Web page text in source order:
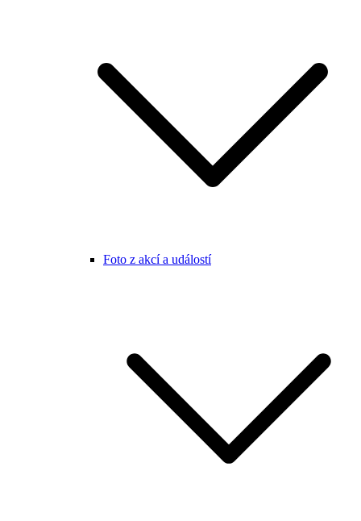
Foto z akcí a událostí